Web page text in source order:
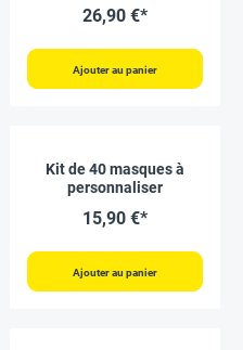
26,90 €*
Ajouter au panier
Kit de 40 masques à
personnaliser
15,90 €*
Ajouter au panier